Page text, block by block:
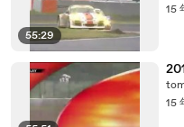
55:29
15
15